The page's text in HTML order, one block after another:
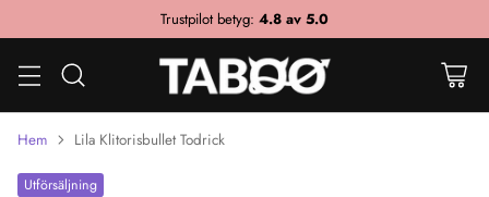
Trustpilot betyg: 4.8 av 5.0
Hem Lila Klitorisbullet Todrick
Utförsäljning